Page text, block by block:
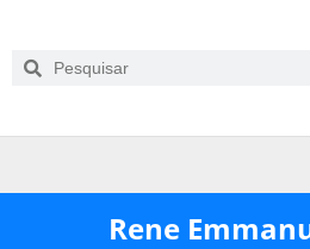
Rene